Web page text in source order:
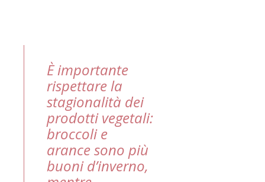
È importante
rispettare la
stagionalità dei
prodotti vegetali:
broccoli e
arance sono più
buoni d’inverno,